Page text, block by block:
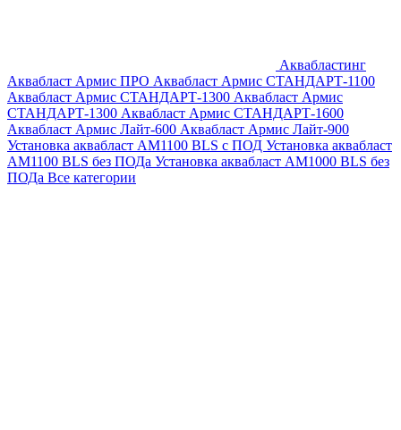
Аквабластинг
Аквабласт Армис ПРО Аквабласт Армис СТАНДАРТ-1100
Аквабласт Армис СТАНДАРТ-1300 Аквабласт Армис
СТАНДАРТ-1300 Аквабласт Армис СТАНДАРТ-1600
Аквабласт Армис Лайт-600 Аквабласт Армис Лайт-900
Установка аквабласт AM1100 BLS с ПОД Установка аквабласт
AM1100 BLS без ПОДа Установка аквабласт AM1000 BLS без
ПОДа Все категории